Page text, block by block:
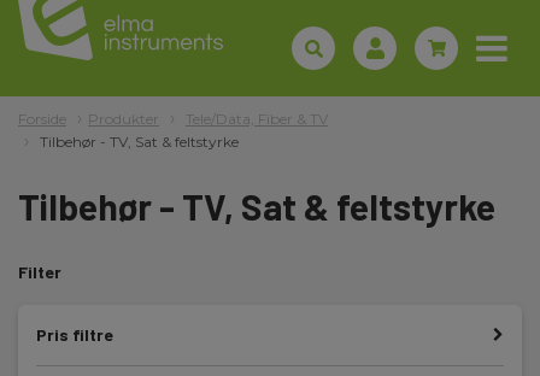
Forside Produkter
Tele/Data, Fiber & TV
Tilbehør - TV, Sat & feltstyrke
Tilbehør - TV, Sat & feltstyrke
Filter
Pris filtre